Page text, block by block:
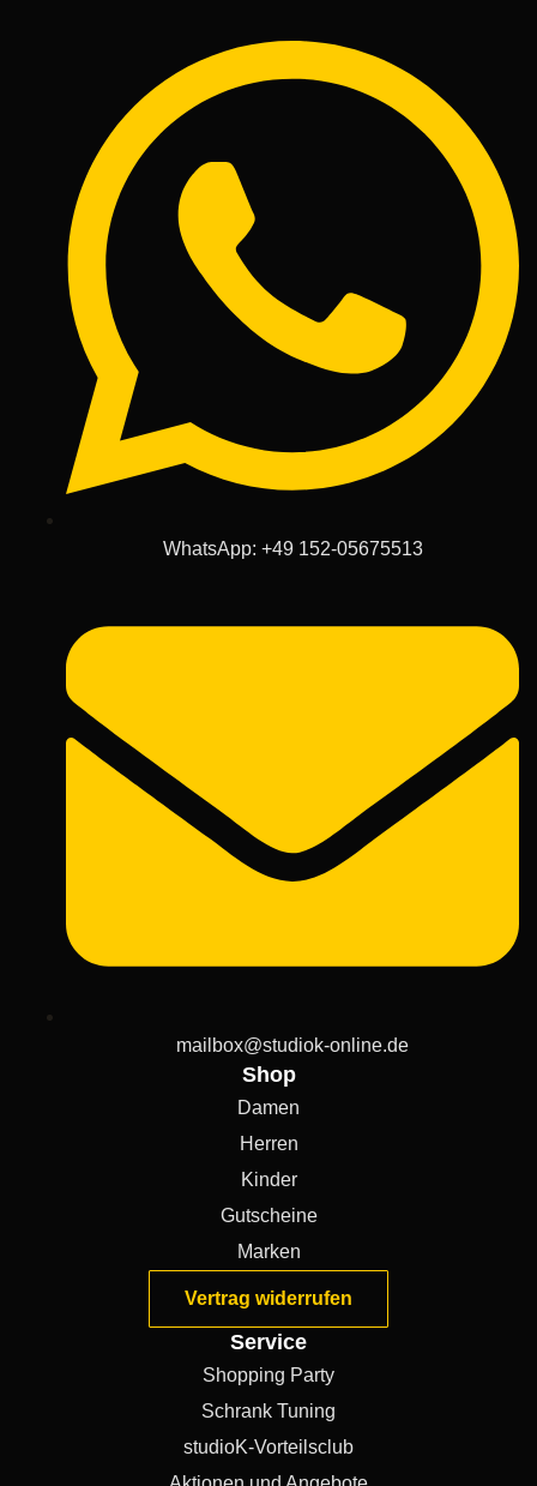
WhatsApp: +49 152-05675513
mailbox@studiok-online.de
Shop
Damen
Herren
Kinder
Gutscheine
Marken
Vertrag widerrufen
Service
Shopping Party
Schrank Tuning
studioK-Vorteilsclub